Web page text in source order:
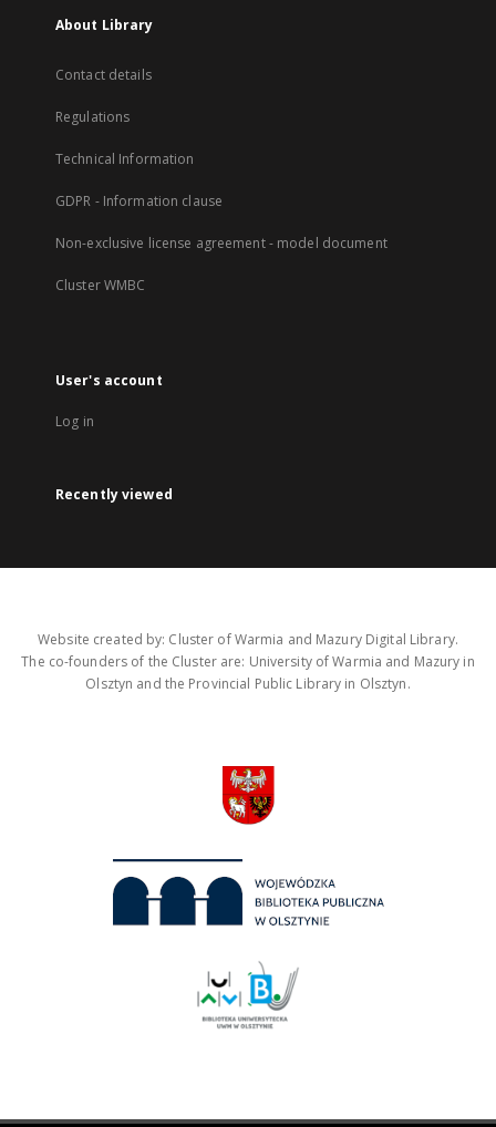
About Library
Contact details
Regulations
Technical Information
GDPR - Information clause
Non-exclusive license agreement - model document
Cluster WMBC
User's account
Log in
Recently viewed
Website created by: Cluster of Warmia and Mazury Digital Library.
The co-founders of the Cluster are: University of Warmia and Mazury in
Olsztyn and the Provincial Public Library in Olsztyn.